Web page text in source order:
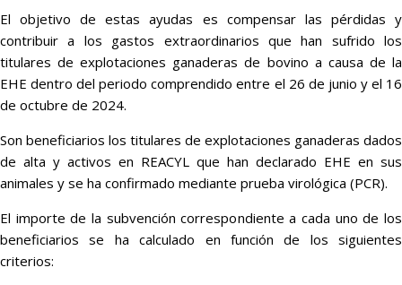
El objetivo de estas ayudas es compensar las pérdidas y
contribuir a los gastos extraordinarios que han sufrido los
titulares de explotaciones ganaderas de bovino a causa de la
EHE dentro del periodo comprendido entre el 26 de junio y el 16
de octubre de 2024.
Son beneficiarios los titulares de explotaciones ganaderas dados
de alta y activos en REACYL que han declarado EHE en sus
animales y se ha confirmado mediante prueba virológica (PCR).
El importe de la subvención correspondiente a cada uno de los
beneficiarios se ha calculado en función de los siguientes
criterios: